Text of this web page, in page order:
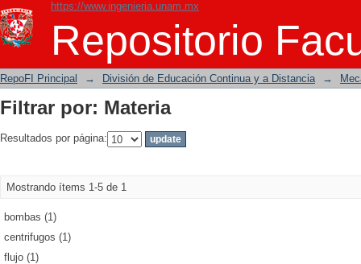
https://www.ingenieria.unam.mx
Repositorio
Filtrar por: Materia
RepoFI Principal → División de Educación Continua y a Distancia →
Filtrar por: Materia
Resultados por página:
Mostrando ítems 1-5 de 1
bombas (1)
centrifugos (1)
flujo (1)